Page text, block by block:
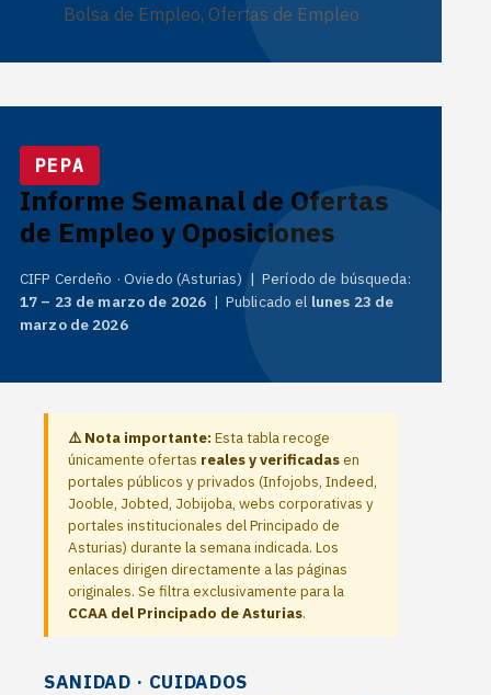
Bolsa de Empleo, Ofertas de Empleo
PEPA
Informe Semanal de Ofertas
de Empleo y Oposiciones
CIFP Cerdeño · Oviedo (Asturias) | Período de búsqueda:
17 – 23 de marzo de 2026 | Publicado el lunes 23 de
marzo de 2026
⚠️ Nota importante: Esta tabla recoge
únicamente ofertas reales y verificadasen
portales públicos y privados (Infojobs, Indeed,
Jooble, Jobted, Jobijoba, webs corporativas y
portales institucionales del Principado de
Asturias) durante la semana indicada. Los
enlaces dirigen directamente a las páginas
originales. Se filtra exclusivamente para la
CCAA del Principado de Asturias.
SANIDAD · CUIDADOS